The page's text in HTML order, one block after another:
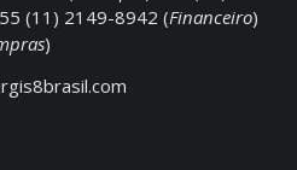
(11) 2149-8942 (Financeiro)
)